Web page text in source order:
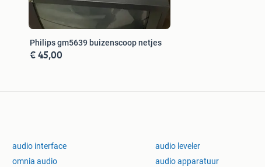
Philips gm5639 buizenscoop netjes
€ 45,00
audio interface
audio leveler
omnia audio
audio apparatuur